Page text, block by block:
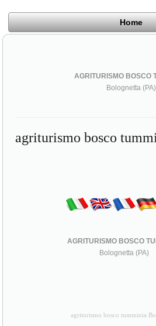
Home
AGRITURISMO BOSCO
Bolognetta (PA)
agriturismo bosco
AGRITURISMO BOSCO
Bolognetta (PA)
agriturismo bosco tumminia